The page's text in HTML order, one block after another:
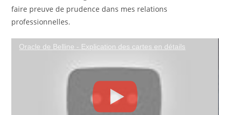
faire preuve de prudence dans mes relations
professionnelles.
Oracle de Belline - Explication des cartes en détails